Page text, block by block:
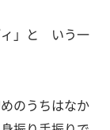
ィ」と いう一
のうちはなか